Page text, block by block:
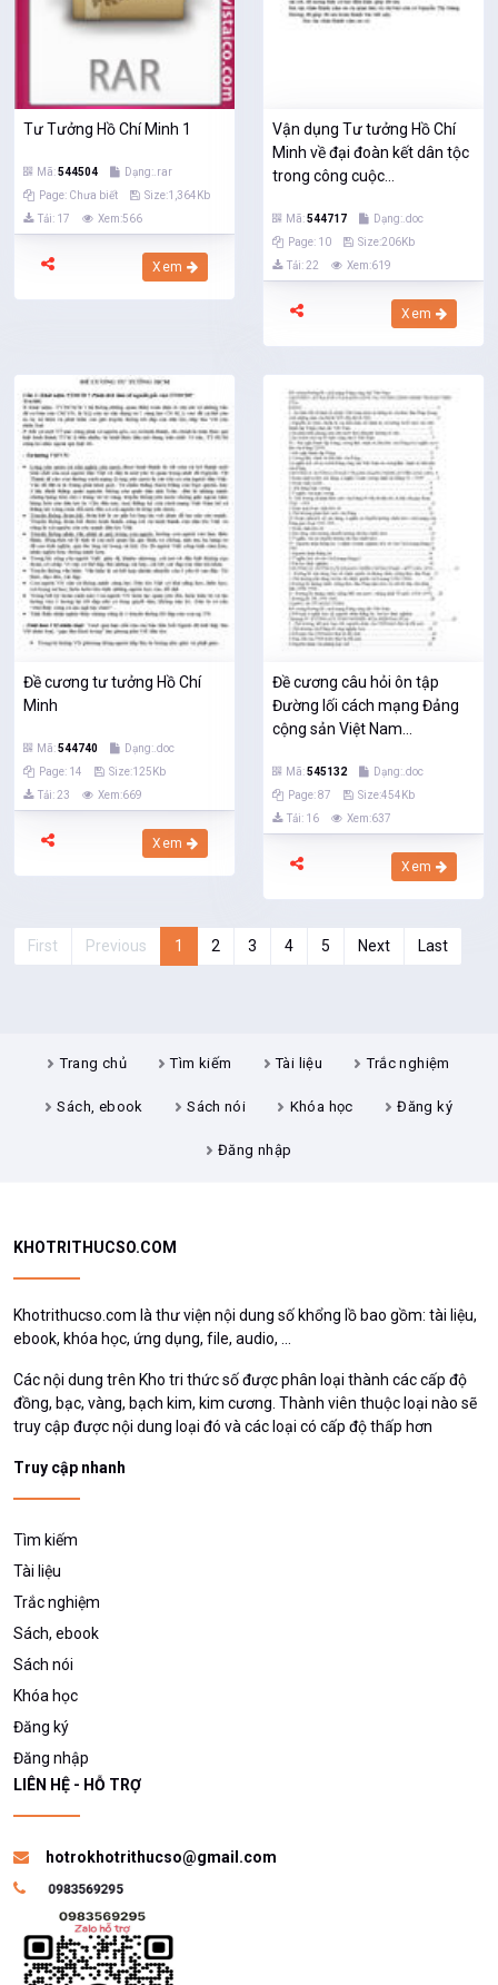
Tư Tưởng Hồ Chí Minh 1
Mã:544504
Dạng:.rar
Page: Chưa biết
Size:1,364Kb
Tải: 17
Xem:566
Xem
Vận dụng Tư tưởng Hồ Chí
Minh về đại đoàn kết dân tộc
trong công cuộc...
Mã:544717
Dạng:.doc
Page: 10
Size:206Kb
Tải: 22
Xem:619
Xem
Đề cương tư tưởng Hồ Chí
Minh
Mã:544740
Dạng:.doc
Page: 14
Size:125Kb
Tải: 23
Xem:669
Xem
Đề cương câu hỏi ôn tập
Đường lối cách mạng Đảng
cộng sản Việt Nam...
Mã:545132
Dạng:.doc
Page: 87
Size:454Kb
Tải: 16
Xem:637
Xem
First Previous 1 2 3 4 5 Next Last
Trang chủ Tìm kiếm Tài liệu Trắc nghiệm
Sách, ebook Sách nói Khóa học Đăng ký
Đăng nhập
KHOTRITHUCSO.COM
Khotrithucso.com là thư viện nội dung số khổng lồ bao gồm: tài liệu,
ebook, khóa học, ứng dụng, file, audio, ...
Các nội dung trên Kho tri thức số được phân loại thành các cấp độ
đồng, bạc, vàng, bạch kim, kim cương. Thành viên thuộc loại nào sẽ
truy cập được nội dung loại đó và các loại có cấp độ thấp hơn
Truy cập nhanh
Tìm kiếm
Tài liệu
Trắc nghiệm
Sách, ebook
Sách nói
Khóa học
Đăng ký
Đăng nhập
LIÊN HỆ - HỖ TRỢ
hotrokhotrithucso@gmail.com